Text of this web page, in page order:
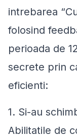
intrebarea
folosind
perioada de
secrete prin
eficienti:
1. Si-au
Abilitatile de